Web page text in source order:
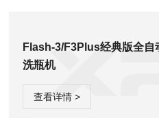
Flash-3/F3Plus经典版全自
洗瓶机
查看详情 >